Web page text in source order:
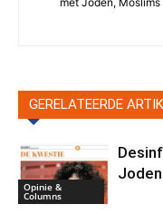
GERELATEERDE
Opinie &
Columns